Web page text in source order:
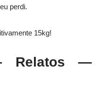
perdi.
15kg!
Relatos —